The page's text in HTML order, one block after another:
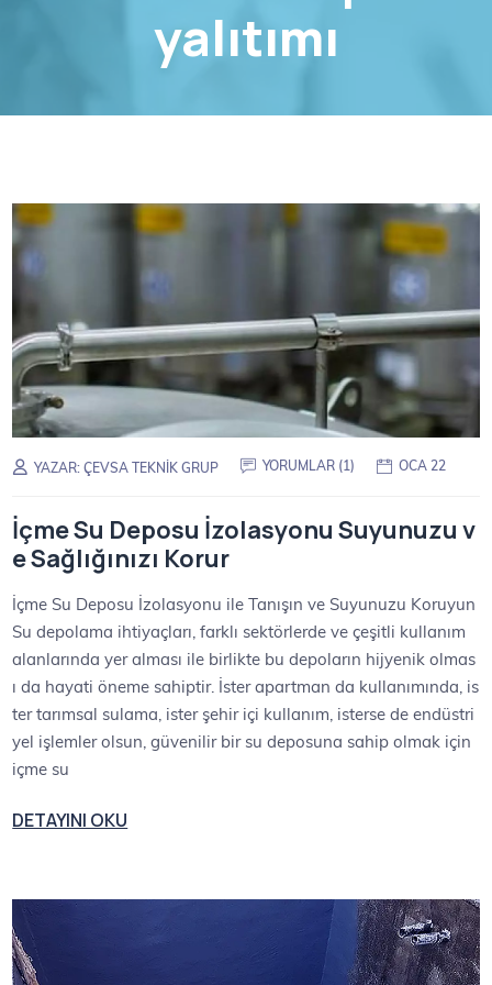
yalıtımı
YAZAR:ÇEVSA TEKNIK GRUP YORUMLAR (1) OCA 22
İçme Su Deposu İzolasyonu Suyunuzu v
e Sağlığınızı Korur
İçme Su Deposu İzolasyonu ile Tanışın ve Suyunuzu Koruyun
Su depolama ihtiyaçları, farklı sektörlerde ve çeşitli kullanım
alanlarında yer alması ile birlikte bu depoların hijyenik olmas
ı da hayati öneme sahiptir. İster apartman da kullanımında, is
ter tarımsal sulama, ister şehir içi kullanım, isterse de endüstri
yel işlemler olsun, güvenilir bir su deposuna sahip olmak için
içme su
DETAYINI OKU